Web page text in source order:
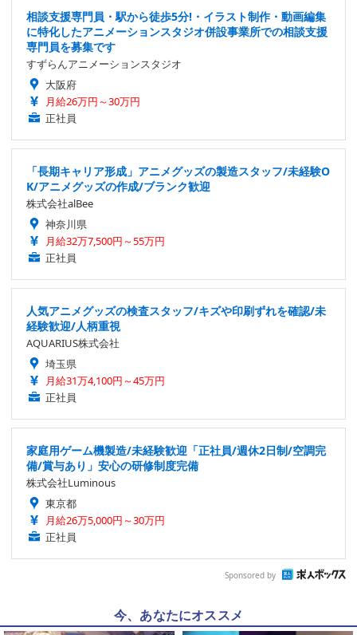
相談支援専門員・駅から徒歩5分!・イラスト制作・動画編集
に特化したアニメーションスタジオ併設事業所での相談支援
専門員を募集です
すずらんアニメーションスタジオ
大阪府
月給26万円～30万円
正社員
「長期キャリア形成」アニメグッズの製造スタッフ/未経験O
K/アニメグッズの作成/ブランク歓迎
株式会社alBee
神奈川県
月給32万7,500円～55万円
正社員
人気アニメグッズの検査スタッフ/キズや印刷ずれを確認/未
経験歓迎/人柄重視
AQUARIUS株式会社
埼玉県
月給31万4,100円～45万円
正社員
家庭用ゲーム機製造/未経験歓迎「正社員/週休2日制/空調完
備/賞与あり」安心の研修制度完備
株式会社Luminous
東京都
月給26万5,000円～30万円
正社員
Sponsored by
今、あなたにオススメ